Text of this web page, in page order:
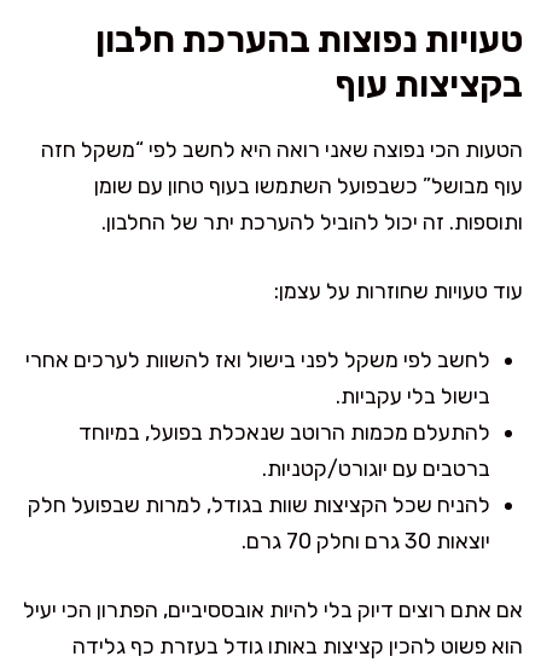
טעויות נפוצות בהערכת חלבון
בקציצות עוף
הטעות הכי נפוצה שאני רואה היא לחשב לפי “משקל חזה
עוף מבושל” כשבפועל השתמשו בעוף טחון עם שומן
ותוספות. זה יכול להוביל להערכת יתר של החלבון.
עוד טעויות שחוזרות על עצמן:
לחשב לפי משקל לפני בישול ואז להשוות לערכים אחרי
בישול בלי עקביות.
להתעלם מכמות הרוטב שנאכלת בפועל, במיוחד
ברטבים עם יוגורט/קטניות.
להניח שכל הקציצות שוות בגודל, למרות שבפועל חלק
יוצאות 30 גרם וחלק 70 גרם.
אם אתם רוצים דיוק בלי להיות אובססיביים, הפתרון הכי יעיל
הוא פשוט להכין קציצות באותו גודל בעזרת כף גלידה